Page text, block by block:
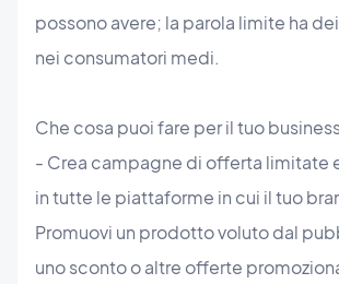
possono avere; la parola limite ha
nei consumatori medi.
Che cosa puoi fare per il tuo
- Crea campagne di offerta limitate
in tutte le piattaforme in cui il tuo
Promuovi un prodotto voluto dal
uno sconto o altre offerte